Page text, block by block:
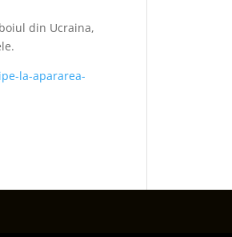
din Ucraina,
la-apararea-